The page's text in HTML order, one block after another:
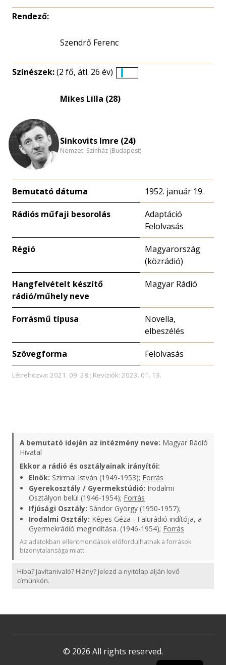
Rendező:
Szendrő Ferenc
Színészek:(2 fő, átl. 26 év)
Mikes Lilla (28)
Sinkovits Imre (24)
Nemzeti Színház (Budapest)
Bemutató dátuma 1952. január 19.
Rádiós műfaji besorolás
Adaptáció
Felolvasás
Régió
Magyarország
(közrádió)
Hangfelvételt készítő
rádió/műhely neve
Magyar Rádió
Forrásmű típusa
Novella,
elbeszélés
Szövegforma Felolvasás
Létrehozva: 2021. 09. 28.; Revíziók: 2023. 01. 13.
A bemutató idején az intézmény neve: Magyar Rádió
Hivatal
Ekkor a rádió és osztályainak irányítói:
Elnök: Szirmai István (1949-1953); Forrás
Gyerekosztály / Gyermekstúdió: Irodalmi
Osztályon belül (1946-1954); Forrás
Ifjúsági Osztály: Sándor György (1950-1957);
Irodalmi Osztály: Képes Géza - Falurádió indítója, a
Gyermekrádió megindítása. (1946-1954); Forrás
Az adatokban ellentmondások előfordulhatnak a források
bizonytalansága miatt.
Hiba? Javítanivaló? Hiány? Jelezd a nyitólap alján levő
címünkön.
© 2026 All rights reserved.